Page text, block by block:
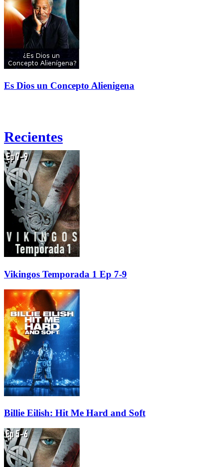
Es Dios un Concepto Alienigena
Recientes
Vikingos Temporada 1 Ep 7-9
Billie Eilish: Hit Me Hard and Soft